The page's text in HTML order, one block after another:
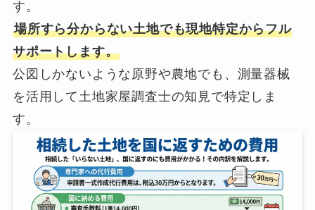
す。
場所すら分からない土地でも現地特定からフル
サポートします。
公図しかないような原野や農地でも、測量器械
を活用して土地家屋調査士の知見で特定しま
す。